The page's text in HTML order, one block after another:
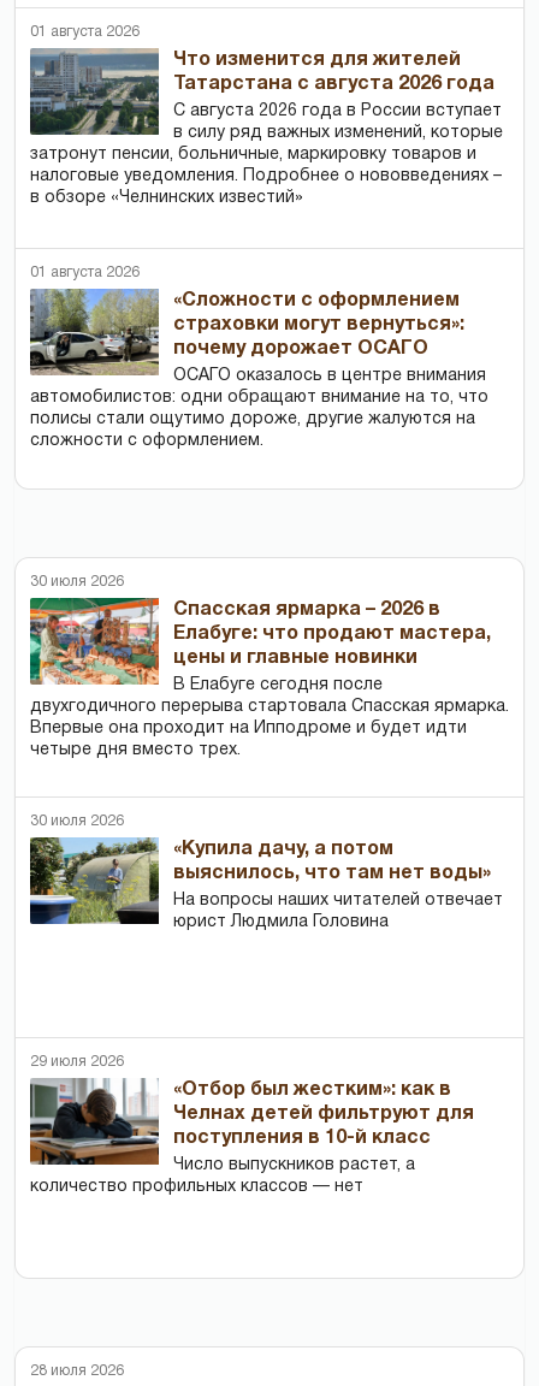
01 августа 2026
Что изменится для жителей
Татарстана с августа 2026 года
С августа 2026 года в России вступает
в силу ряд важных изменений, которые
затронут пенсии, больничные, маркировку товаров и
налоговые уведомления. Подробнее о нововведениях –
в обзоре «Челнинских известий»
01 августа 2026
«Сложности с оформлением
страховки могут вернуться»:
почему дорожает ОСАГО
ОСАГО оказалось в центре внимания
автомобилистов: одни обращают внимание на то, что
полисы стали ощутимо дороже, другие жалуются на
сложности с оформлением.
30 июля 2026
Спасская ярмарка – 2026 в
Елабуге: что продают мастера,
цены и главные новинки
В Елабуге сегодня после
двухгодичного перерыва стартовала Спасская ярмарка.
Впервые она проходит на Ипподроме и будет идти
четыре дня вместо трех.
30 июля 2026
«Купила дачу, а потом
выяснилось, что там нет воды»
На вопросы наших читателей отвечает
юрист Людмила Головина
29 июля 2026
«Отбор был жестким»: как в
Челнах детей фильтруют для
поступления в 10-й класс
Число выпускников растет, а
количество профильных классов — нет
28 июля 2026